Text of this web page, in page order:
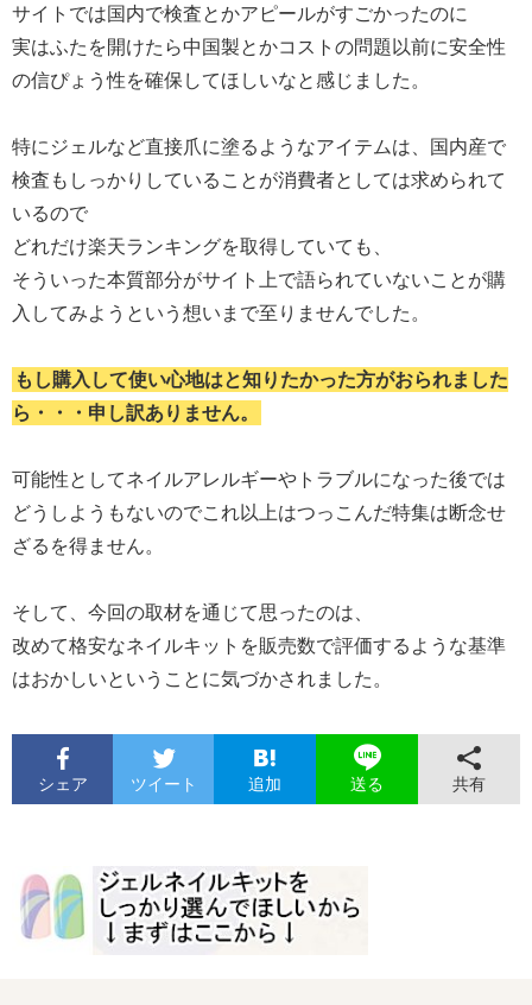
サイトでは国内で検査とかアピールがすごかったのに
実はふたを開けたら中国製とかコストの問題以前に安全性
の信ぴょう性を確保してほしいなと感じました。
特にジェルなど直接爪に塗るようなアイテムは、国内産で
検査もしっかりしていることが消費者としては求められて
いるので
どれだけ楽天ランキングを取得していても、
そういった本質部分がサイト上で語られていないことが購
入してみようという想いまで至りませんでした。
もし購入して使い心地はと知りたかった方がおられました
ら・・・申し訳ありません。
可能性としてネイルアレルギーやトラブルになった後では
どうしようもないのでこれ以上はつっこんだ特集は断念せ
ざるを得ません。
そして、今回の取材を通じて思ったのは、
改めて格安なネイルキットを販売数で評価するような基準
はおかしいということに気づかされました。
シェア ツイート 追加 送る 共有